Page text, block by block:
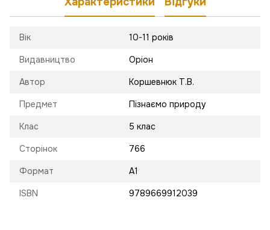
Вік 10-11 років
Видавництво Оріон
Автор Коршевнюк Т.В.
Предмет Пізнаємо природу
Клас 5 клас
Сторінок 766
Формат А1
ISBN 9789669912039